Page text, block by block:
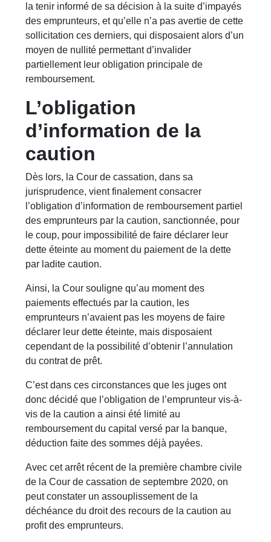
la tenir informé de sa décision à la suite d’impayés
des emprunteurs, et qu’elle n’a pas avertie de cette
sollicitation ces derniers, qui disposaient alors d’un
moyen de nullité permettant d’invalider
partiellement leur obligation principale de
remboursement.
L’obligation
d’information de la
caution
Dès lors, la Cour de cassation, dans sa
jurisprudence, vient finalement consacrer
l’obligation d’information de remboursement partiel
des emprunteurs par la caution, sanctionnée, pour
le coup, pour impossibilité de faire déclarer leur
dette éteinte au moment du paiement de la dette
par ladite caution.
Ainsi, la Cour souligne qu’au moment des
paiements effectués par la caution, les
emprunteurs n’avaient pas les moyens de faire
déclarer leur dette éteinte, mais disposaient
cependant de la possibilité d’obtenir l’annulation
du contrat de prêt.
C’est dans ces circonstances que les juges ont
donc décidé que l’obligation de l’emprunteur vis-à-
vis de la caution a ainsi été limité au
remboursement du capital versé par la banque,
déduction faite des sommes déjà payées.
Avec cet arrêt récent de la première chambre civile
de la Cour de cassation de septembre 2020, on
peut constater un assouplissement de la
déchéance du droit des recours de la caution au
profit des emprunteurs.